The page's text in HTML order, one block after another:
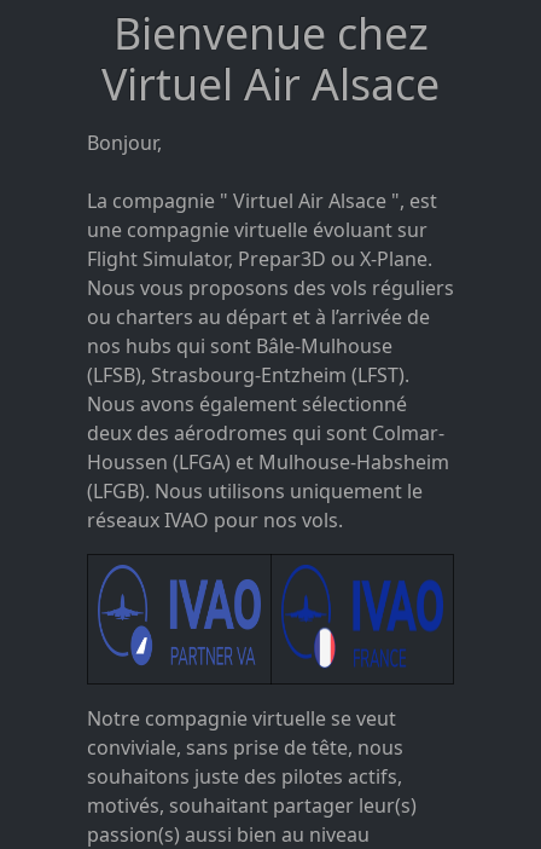
Bienvenue chez
Virtuel Air Alsace
Bonjour,
La compagnie " Virtuel Air Alsace ", est
une compagnie virtuelle évoluant sur
Flight Simulator, Prepar3D ou X-Plane.
Nous vous proposons des vols réguliers
ou charters au départ et à l’arrivée de
nos hubs qui sont Bâle-Mulhouse
(LFSB), Strasbourg-Entzheim (LFST).
Nous avons également sélectionné
deux des aérodromes qui sont Colmar-
Houssen (LFGA) et Mulhouse-Habsheim
(LFGB). Nous utilisons uniquement le
réseaux IVAO pour nos vols.
Notre compagnie virtuelle se veut
conviviale, sans prise de tête, nous
souhaitons juste des pilotes actifs,
motivés, souhaitant partager leur(s)
passion(s) aussi bien au niveau